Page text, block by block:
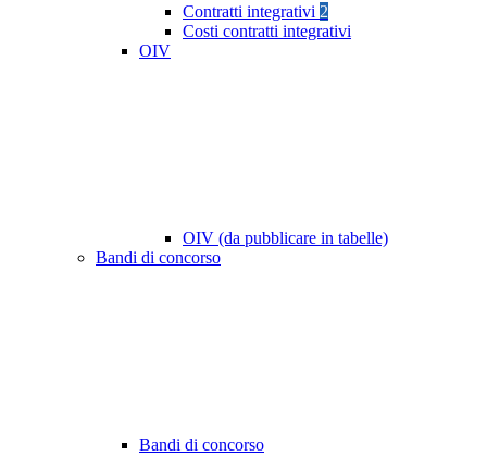
Contratti integrativi 2
Costi contratti integrativi
OIV
OIV (da pubblicare in tabelle)
Bandi di concorso
Bandi di concorso